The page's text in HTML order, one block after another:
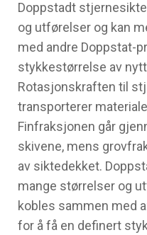
Doppstadt
og utførelser og kan
med andre Doppstat-
stykkestørrelse av
Rotasjonskraften til
transporterer
Finfraksjonen går
skivene, mens
av siktedekket.
mange størrelser og
kobles sammen med
for å få en definert